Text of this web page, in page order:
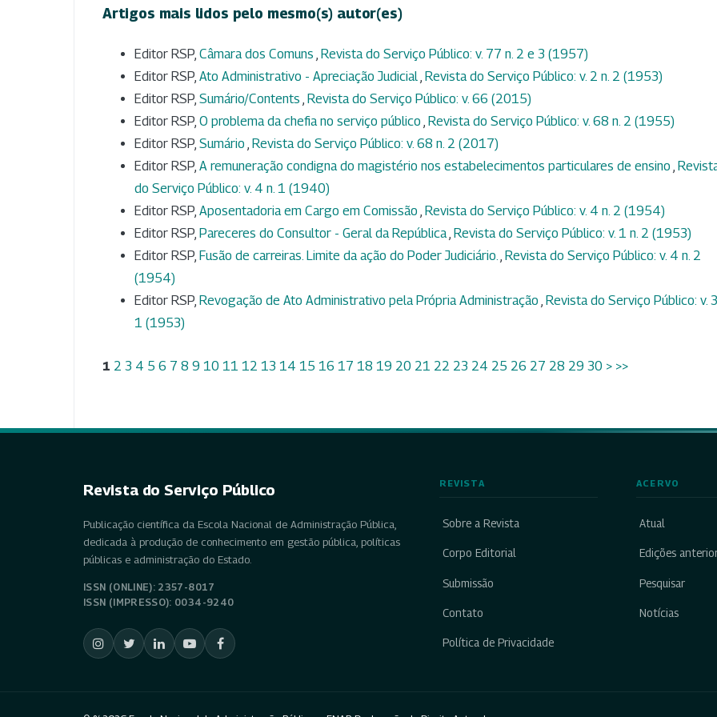
Artigos mais lidos pelo mesmo(s) autor(es)
Editor RSP, Câmara dos Comuns , Revista do Serviço Público: v. 77 n. 2 e 3 (1957)
Editor RSP, Ato Administrativo - Apreciação Judicial, Revista do Serviço Público: v. 2 n. 2 (1953)
Editor RSP, Sumário/Contents , Revista do Serviço Público: v. 66 (2015)
Editor RSP, O problema da chefia no serviço público , Revista do Serviço Público: v. 68 n. 2 (1955)
Editor RSP, Sumário , Revista do Serviço Público: v. 68 n. 2 (2017)
Editor RSP, A remuneração condigna do magistério nos estabelecimentos particulares de ensino ,
do Serviço Público: v. 4 n. 1 (1940)
Editor RSP, Aposentadoria em Cargo em Comissão , Revista do Serviço Público: v. 4 n. 2 (1954)
Editor RSP, Pareceres do Consultor - Geral da República, Revista do Serviço Público: v. 1 n. 2 (1953)
Editor RSP, Fusão de carreiras. Limite da ação do Poder Judiciário., Revista do Serviço Público: v. 4 n. 2
(1954)
Editor RSP, Revogação de Ato Administrativo pela Própria Administração , Revista do Serviço Público: v.
1 (1953)
1 2 3 4 5 6 7 8 9 10 11 12 13 14 15 16 17 18 19 20 21 22 23 24 25 26 27 28 29 30 > >>
Revista do Serviço Público
Publicação científica da Escola Nacional de Administração Pública,
dedicada à produção de conhecimento em gestão pública, políticas
públicas e administração do Estado.
ISSN (ONLINE): 2357-8017
ISSN (IMPRESSO): 0034-9240
REVISTA
Sobre a Revista
Corpo Editorial
Submissão
Contato
Política de Privacidade
ACERVO
Atual
Edições
Pesquisar
Notícias